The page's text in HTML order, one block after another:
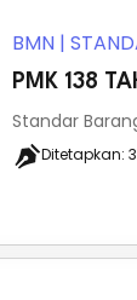
BMN |
PMK 138
Standar
Ditetapkan: